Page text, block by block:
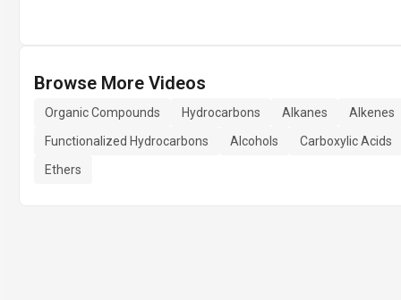
Browse More Videos
Organic Compounds Hydrocarbons Alkanes
Alkenes
Functionalized Hydrocarbons
Alcohols
Carboxylic Acids
Ethers